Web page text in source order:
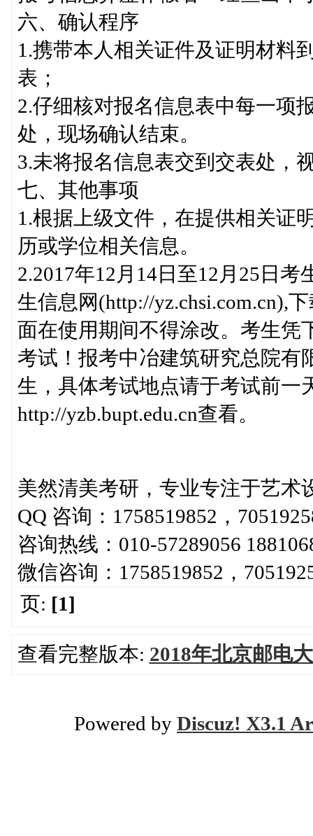
六、确认程序
1.携带本人相关证件及证明材料
表；
2.仔细核对报名信息表中每一项
处，现场确认结束。
3.未将报名信息表交到交表处，
七、其他事项
1.根据上级文件，在提供相关证
历或学位相关信息。
2.2017年12月14日至12月25日
生信息网(http://yz.chsi.com.cn),
面在使用期间不得涂改。考生凭
考试！报考中冶建筑研究总院有
生，具体考试地点请于考试前一
http://yzb.bupt.edu.cn查看。
美然清美考研，专业专注于艺术
QQ 咨询：1758519852，
咨询热线：010-57289056
微信咨询：1758519852，
页: [1]
查看完整版本: 2018年北京邮电
Powered by Discuz! X3.1